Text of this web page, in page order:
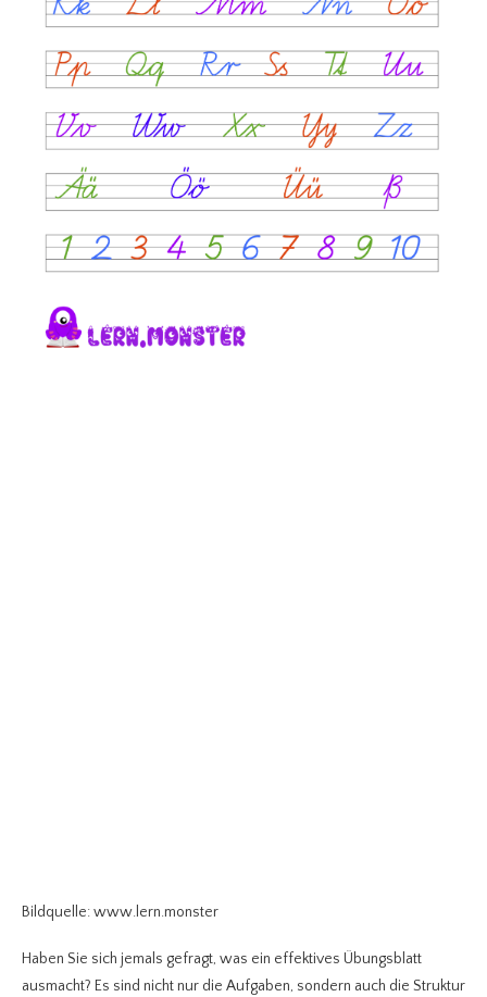
Bildquelle: www.lern.monster
Haben Sie sich jemals gefragt, was ein effektives Übungsblatt
ausmacht? Es sind nicht nur die Aufgaben, sondern auch die Struktur